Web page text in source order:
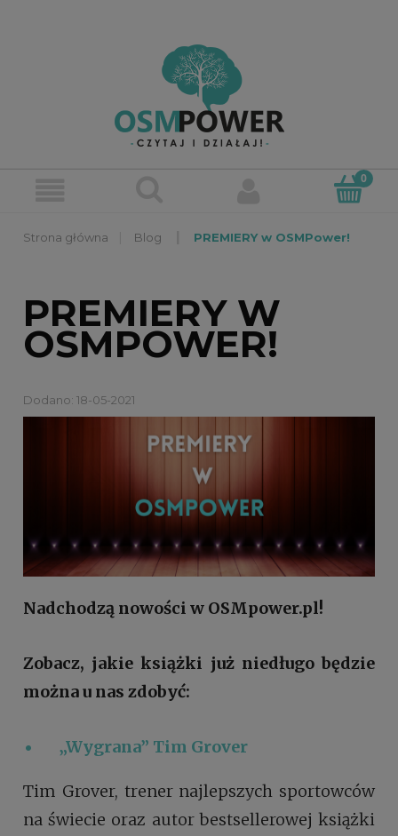
Blog PREMIERY w OSMPower!
PREMIERY W
OSMPOWER!
Dodano: 18-05-2021
Nadchodzą nowości w OSMpower.pl!
Zobacz, jakie książki już niedługo będzie
można u nas zdobyć:
„Wygrana” Tim Grover
Tim Grover, trener najlepszych sportowców
na świecie oraz autor bestsellerowej książki